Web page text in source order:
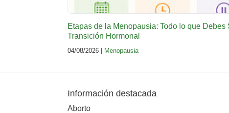
Etapas de la Menopausia: Todo lo que Debes
Transición Hormonal
04/08/2026 | Menopausia
Información destacada
Aborto